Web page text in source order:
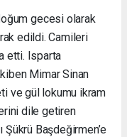
gecesi olarak
edildi. Camileri
etti. Isparta
Mimar Sinan
ve gül lokumu ikram
dile getiren
Başdeğirmen’e